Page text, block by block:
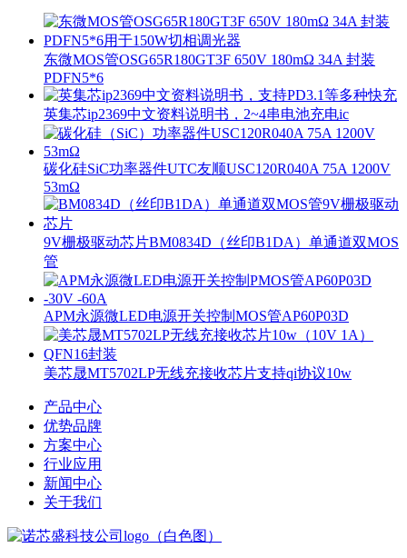
东微MOS管OSG65R180GT3F 650V 180mΩ 34A 封装
PDFN5*6
英集芯ip2369中文资料说明书，2~4串电池充电ic
碳化硅SiC功率器件UTC友顺USC120R040A 75A 1200V
53mΩ
9V栅极驱动芯片BM0834D（丝印B1DA）单通道双MOS
管
APM永源微LED电源开关控制MOS管AP60P03D
美芯晟MT5702LP无线充接收芯片支持qi协议10w
产品中心
优势品牌
方案中心
行业应用
新闻中心
关于我们